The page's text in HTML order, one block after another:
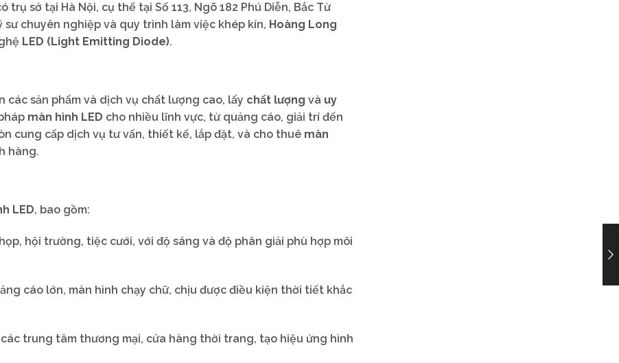
sở tại Hà Nội, cụ thể tại Số 113, Ngõ 182 Phú Diễn, Bắc Từ
sư chuyên nghiệp và quy trình làm việc khép kín, Hoàng Long
LED (Light Emitting Diode).
các sản phẩm và dịch vụ chất lượng cao, lấy chất lượng và uy
màn hình LED cho nhiều lĩnh vực, từ quảng cáo, giải trí đến
cung cấp dịch vụ tư vấn, thiết kế, lắp đặt, và cho thuê màn
hàng.
LED, bao gồm:
hội trường, tiệc cưới, với độ sáng và độ phân giải phù hợp môi
cáo lớn, màn hình chạy chữ, chịu được điều kiện thời tiết khắc
trung tâm thương mại, cửa hàng thời trang, tạo hiệu ứng hình